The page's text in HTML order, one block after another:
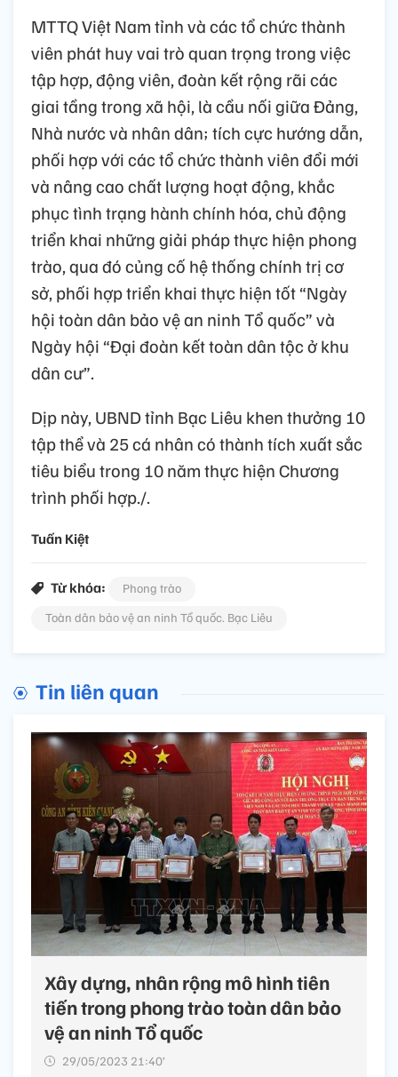
MTTQ Việt Nam tỉnh và các tổ chức thành
viên phát huy vai trò quan trọng trong việc
tập hợp, động viên, đoàn kết rộng rãi các
giai tầng trong xã hội, là cầu nối giữa Đảng,
Nhà nước và nhân dân; tích cực hướng dẫn,
phối hợp với các tổ chức thành viên đổi mới
và nâng cao chất lượng hoạt động, khắc
phục tình trạng hành chính hóa, chủ động
triển khai những giải pháp thực hiện phong
trào, qua đó củng cố hệ thống chính trị cơ
sở, phối hợp triển khai thực hiện tốt “Ngày
hội toàn dân bảo vệ an ninh Tổ quốc” và
Ngày hội “Đại đoàn kết toàn dân tộc ở khu
dân cư”.
Dịp này, UBND tỉnh Bạc Liêu khen thưởng 10
tập thể và 25 cá nhân có thành tích xuất sắc
tiêu biểu trong 10 năm thực hiện Chương
trình phối hợp./.
Tuấn Kiệt
Từ khóa:
Phong trào
Toàn dân bảo vệ an ninh Tổ quốc. Bạc Liêu
Tin liên quan
Xây dựng, nhân rộng mô hình tiên
tiến trong phong trào toàn dân bảo
vệ an ninh Tổ quốc
29/05/2023 21:40’